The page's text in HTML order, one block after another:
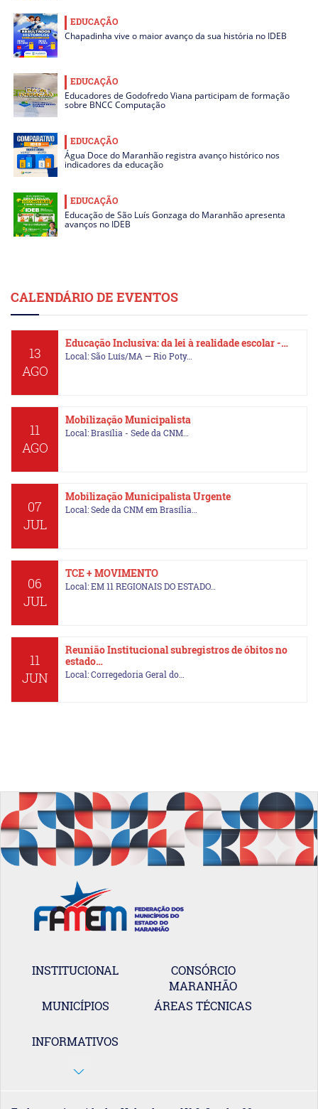
EDUCAÇÃO
Chapadinha vive o maior avanço da sua história no IDEB
EDUCAÇÃO
Educadores de Godofredo Viana participam de formação
sobre BNCC Computação
EDUCAÇÃO
Água Doce do Maranhão registra avanço histórico nos
indicadores da educação
EDUCAÇÃO
Educação de São Luís Gonzaga do Maranhão apresenta
avanços no IDEB
CALENDÁRIO DE EVENTOS
13
AGO
Educação Inclusiva: da lei à realidade escolar -…
Local: São Luís/MA — Rio Poty…
11
AGO
Mobilização Municipalista
Local: Brasília - Sede da CNM…
07
JUL
Mobilização Municipalista Urgente
Local: Sede da CNM em Brasília…
06
JUL
TCE + MOVIMENTO
Local: EM 11 REGIONAIS DO ESTADO…
11
JUN
Reunião Institucional subregistros de óbitos no
estado…
Local: Corregedoria Geral do…
INSTITUCIONAL
CONSÓRCIO
MARANHÃO
MUNICÍPIOS
ÁREAS TÉCNICAS
INFORMATIVOS